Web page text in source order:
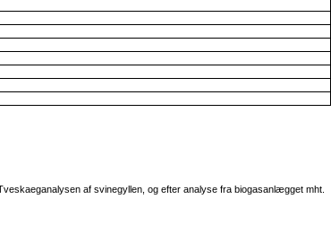
af svinegyllen, og efter analyse fra biogasanlægget mht.